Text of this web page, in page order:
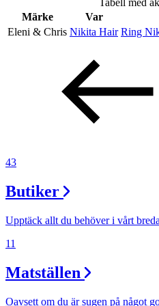
Sök
Öppettider
Praktisk information
Magasin
Märke
Var
Eleni & Chris Nikita Hair Ring
43
Butiker
Upptäck allt du behöver i vårt
11
Matställen
Oavsett om du är sugen på något